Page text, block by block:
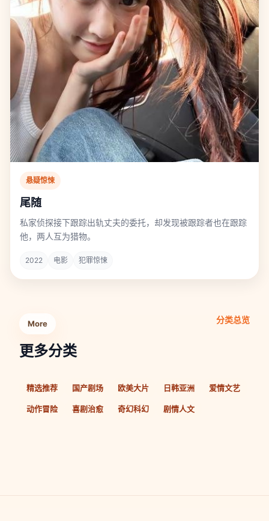
悬疑惊悚
尾随
私家侦探接下跟踪出轨丈夫的委托，却发现被跟踪者也在跟踪
他，两人互为猎物。
2022 电影 犯罪惊悚
More
更多分类
分类总览
精选推荐 国产剧场 欧美大片 日韩亚洲 爱情文艺
动作冒险 喜剧治愈 奇幻科幻 剧情人文